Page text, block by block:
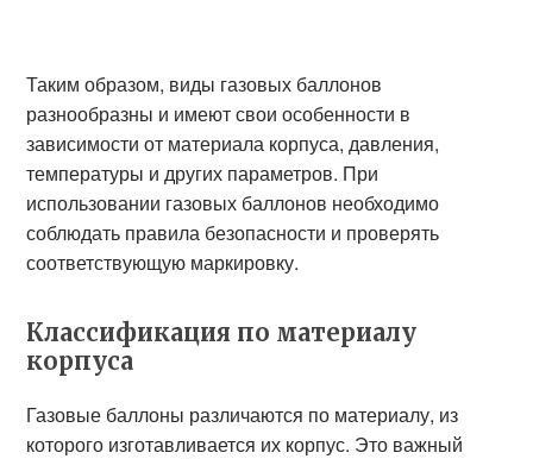
Таким образом, виды газовых баллонов
разнообразны и имеют свои особенности в
зависимости от материала корпуса, давления,
температуры и других параметров. При
использовании газовых баллонов необходимо
соблюдать правила безопасности и проверять
соответствующую маркировку.
Классификация по материалу
корпуса
Газовые баллоны различаются по материалу, из
которого изготавливается их корпус. Это важный